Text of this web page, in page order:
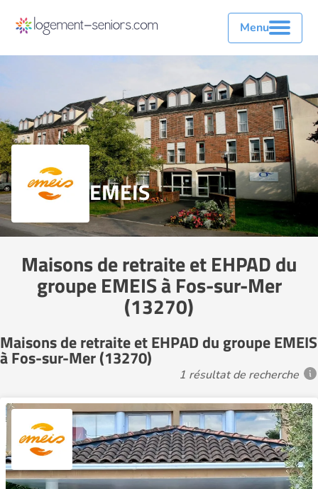
Menu
EMEIS
Maisons de retraite et EHPAD du
groupe EMEIS à Fos-sur-Mer
(13270)
Maisons de retraite et EHPAD du groupe EMEIS
à Fos-sur-Mer (13270)
1 résultat de recherche